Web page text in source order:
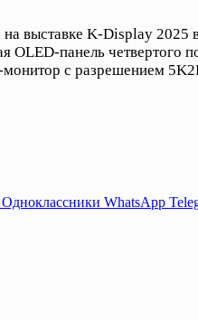
выставке K-Display
панель четвертого
с разрешением
Одноклассники WhatsApp